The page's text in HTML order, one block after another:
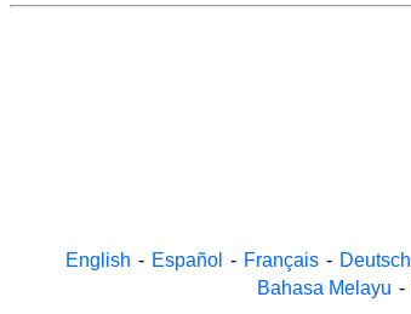
English - Español - Français - Deutsch
Bahasa Melayu -